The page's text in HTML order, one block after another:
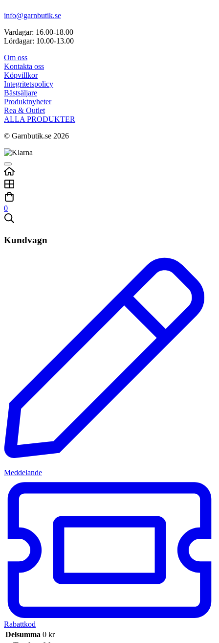
info@garnbutik.se
Vardagar: 16.00-18.00
Lördagar: 10.00-13.00
Om oss
Kontakta oss
Köpvillkor
Integritetspolicy
Bästsäljare
Produktnyheter
Rea & Outlet
ALLA PRODUKTER
© Garnbutik.se 2026
0
Kundvagn
Meddelande
Rabattkod
Delsumma 0 kr